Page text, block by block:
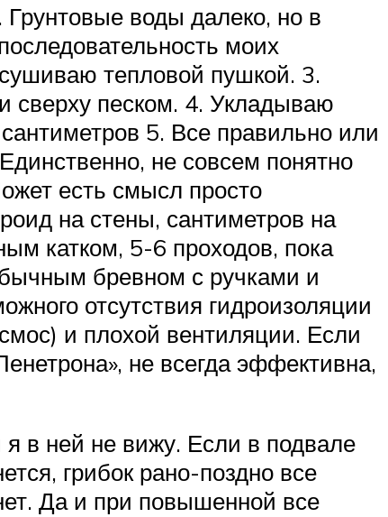
воды далеко, но в
моих
тепловой пушкой. 3.
сверху песком. 4. Укладываю
5. Все правильно или
не совсем понятно
есть смысл просто
на стены, сантиметров на
катком, 5-6 проходов, пока
бревном с ручками и
отсутствия гидроизоляции
и плохой вентиляции. Если
не всегда эффективна,
в ней не вижу. Если в подвале
грибок рано-поздно все
Да и при повышенной все